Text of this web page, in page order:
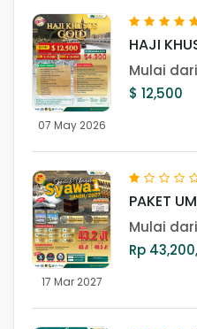
07 May 2026
HAJI
Mulai dari
$ 12,500
17 Mar 2027
PAKET
MARET
Mulai dari
Rp